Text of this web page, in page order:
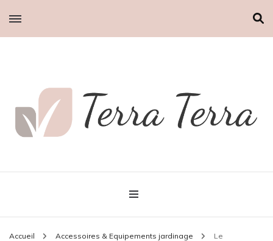
Terra Terra
Accueil Accessoires & Equipements jardinage Le